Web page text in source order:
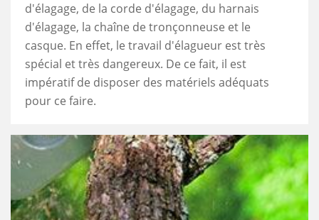
d'élagage, de la corde d'élagage, du harnais
d'élagage, la chaîne de tronçonneuse et le
casque. En effet, le travail d'élagueur est très
spécial et très dangereux. De ce fait, il est
impératif de disposer des matériels adéquats
pour ce faire.